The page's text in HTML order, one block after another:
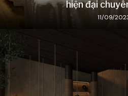
hiện đại
11/09/